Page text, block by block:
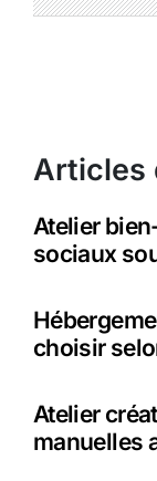
Articles
Atelier
sociaux
choisir
Atelier
manuelles